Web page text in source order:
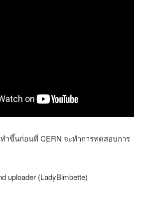
ำขึ้นก่อนที่ CERN จะทำการทดสอบการ
uploader (LadyBimbette)